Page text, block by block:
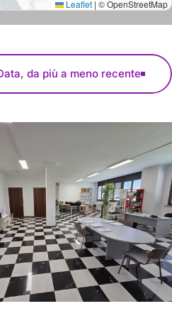
Leaflet | © OpenStreetMap
da più a meno recente